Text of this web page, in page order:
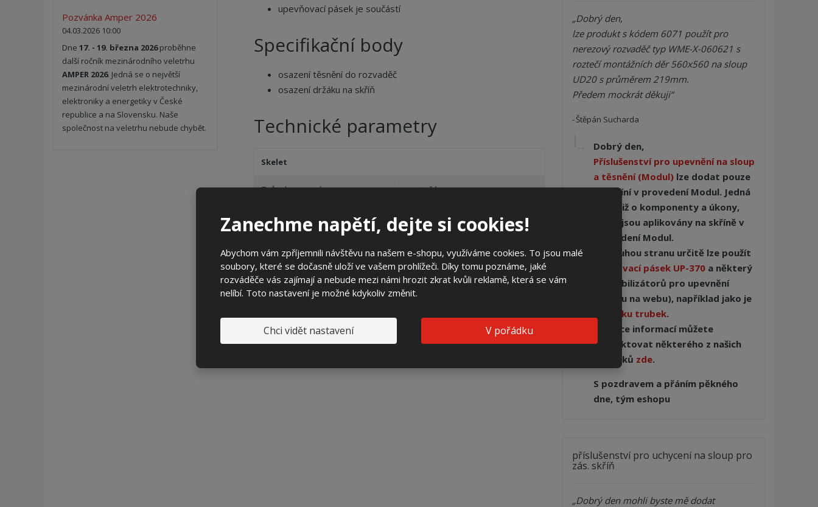
Zanechme napětí, dejte si cookies!
Abychom vám zpříjemnili návštěvu na našem e-shopu, využíváme cookies. To jsou malé
soubory, které se dočasně uloží ve vašem prohlížeči. Díky tomu poznáme, jaké
rozváděče vás zajímají a nebude mezi námi hrozit zkrat kvůli reklamě, která se vám
nelíbí. Toto nastavení je možné kdykoliv změnit.
Chci vidět nastavení V pořádku
upevňovací pásek je součástí
Specifikační body
osazení těsnění do rozvaděč
osazení držáku na skříň
Technické parametry
Skelet
Způsob osazení na stožár
Maximální průměr 370 mm
Stupeň mechanického krytí IK Ostatní
Dobrý den,
lze produkt s kódem 6071 použít pro
nerezový rozvaděč typ WME-X-060621 s
roztečí montážních děr 560x560 na sloup
UD20 s průměrem 219mm.
Předem mockrát děkuji
Štěpán Sucharda
Dobrý den,
Příslušenství pro upevnění na sloup
a těsnění (Modul)lze dodat pouze
se skříní v provedení Modul. Jedná
se totiž o komponenty a úkony,
které jsou aplikovány na skříně v
provedení Modul.
Na druhou stranu určitě lze použít
upeňovací pásek UP-370a některý
ze stabilizátorů pro upevnění
(nejsou na webu), například jako je
držáku trubek.
Pro více informací můžete
kontaktovat některého z našich
techniků zde.
S pozdravem a přáním pěkného
dne, tým eshopu
příslušenství pro uchycení na sloup pro
zás. skříň
Dobrý den mohli byste mě dodat
Pozvánka Amper 2026
04.03.2026 10:00
Dne17. - 19. března 2026proběhne
další ročník mezinárodního veletrhu
AMPER 2026. Jedná se o největší
mezinárodní veletrh elektrotechniky,
elektroniky a energetiky v České
republice a na Slovensku. Naše
společnost na veletrhu nebude chybět.